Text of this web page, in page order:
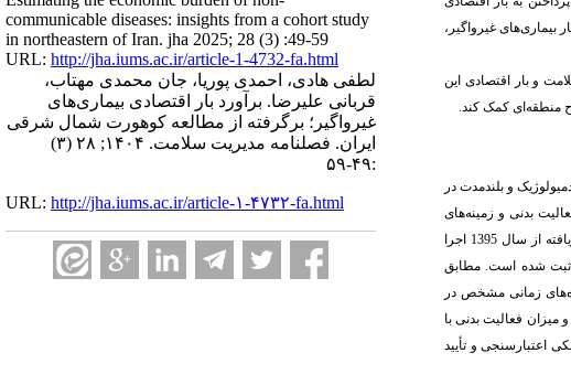
communicable diseases: insights from a cohort study
in northeastern of Iran. jha 2025; 28 (3) :49-59
URL: http://jha.iums.ac.ir/article-1-4732-fa.html
لطفی هادی، احمدی پوریا، جان محمدی مهتاب،
قربانی علیرضا. برآورد بار اقتصادی بیماری‌های
غیرواگیر؛ برگرفته از مطالعه کوهورت شمال شرقی
ایران. فصلنامه مدیریت سلامت. ۱۴۰۴; ۲۸ (۳)
:۴۹-۵۹
URL: http://jha.iums.ac.ir/article-۱-۴۷۳۲-fa.html
بیماری‌های غیرواگیر،
و بار اقتصادی این
منطقه‌ای کمک کند
مطالعه‌ای اپیدمیولوژیک و بلندمدت در
بدنی و زمینه‌های
بیماری‌هایی مانند بیماری‌های قلبی‌عروقی، دیابت و سرطان‌ها را شناسایی نماید[18]. کوهورت سبزوار به‌صورت ساختاریافته از سال 1395 اجرا
ثبت شده است. مطابق
زمانی مشخص در
فعالیت بدنی با
اعتبارسنجی و تأیید